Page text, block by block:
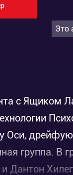
Это
с Ящиком
Оси,
группа. В
Дантон